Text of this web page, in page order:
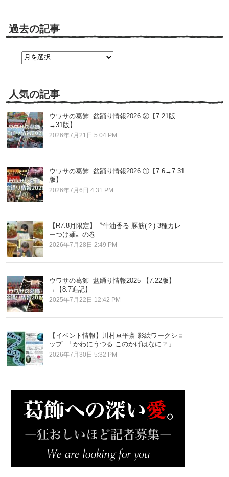
過去の記事
人気の記事
ウワサの葛飾 盆踊り情報2026 ②【7.21版
→31版】
2026年7月21日 5:04 PM
ウワサの葛飾 盆踊り情報2026 ①【7.6→7.31
版】
2026年7月6日 4:31 PM
【R7.8月限定】〝牛油香る 豚筋(？) 3種カレ
ーつけ麺〟の巻
2026年7月28日 2:49 PM
ウワサの葛飾 盆踊り情報2025 【7.22版】
→【8.7追記】
2025年7月22日 12:42 PM
【イベント情報】川村亘平斎 影絵ワークショ
ップ 「かわにうつる このかげはなに？」
2026年7月30日 5:32 PM